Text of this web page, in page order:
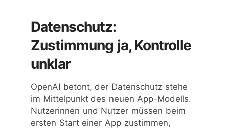
Datenschutz:
Zustimmung ja, Kontrolle
unklar
OpenAI betont, der Datenschutz stehe
im Mittelpunkt des neuen App-Modells.
Nutzerinnen und Nutzer müssen beim
ersten Start einer App zustimmen,